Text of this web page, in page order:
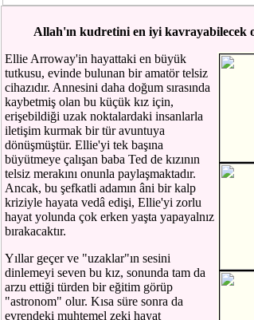
Allah'ın kudretini en iyi kavrayabilecek
Ellie Arroway'in hayattaki en büyük
tutkusu, evinde bulunan bir amatör telsiz
cihazıdır. Annesini daha doğum sırasında
kaybetmiş olan bu küçük kız için,
erişebildiği uzak noktalardaki insanlarla
iletişim kurmak bir tür avuntuya
dönüşmüştür. Ellie'yi tek başına
büyütmeye çalışan baba Ted de kızının
telsiz merakını onunla paylaşmaktadır.
Ancak, bu şefkatli adamın âni bir kalp
kriziyle hayata vedâ edişi, Ellie'yi zorlu
hayat yolunda çok erken yaşta yapayalnız
bırakacaktır.
Yıllar geçer ve "uzaklar"ın sesini
dinlemeyi seven bu kız, sonunda tam da
arzu ettiği türden bir eğitim görüp
"astronom" olur. Kısa süre sonra da
evrendeki muhtemel zeki hayat